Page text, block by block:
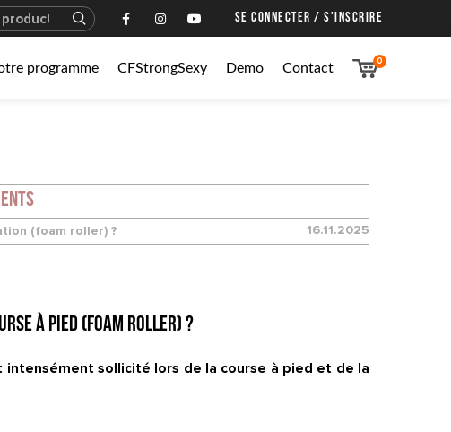
SE CONNECTER / S'INSCRIRE
programme CFStrongSexy Demo Contact
0
(foam roller) ? 16.11.2025
à pied (foam roller) ?
sollicité lors de la course à pied et de la